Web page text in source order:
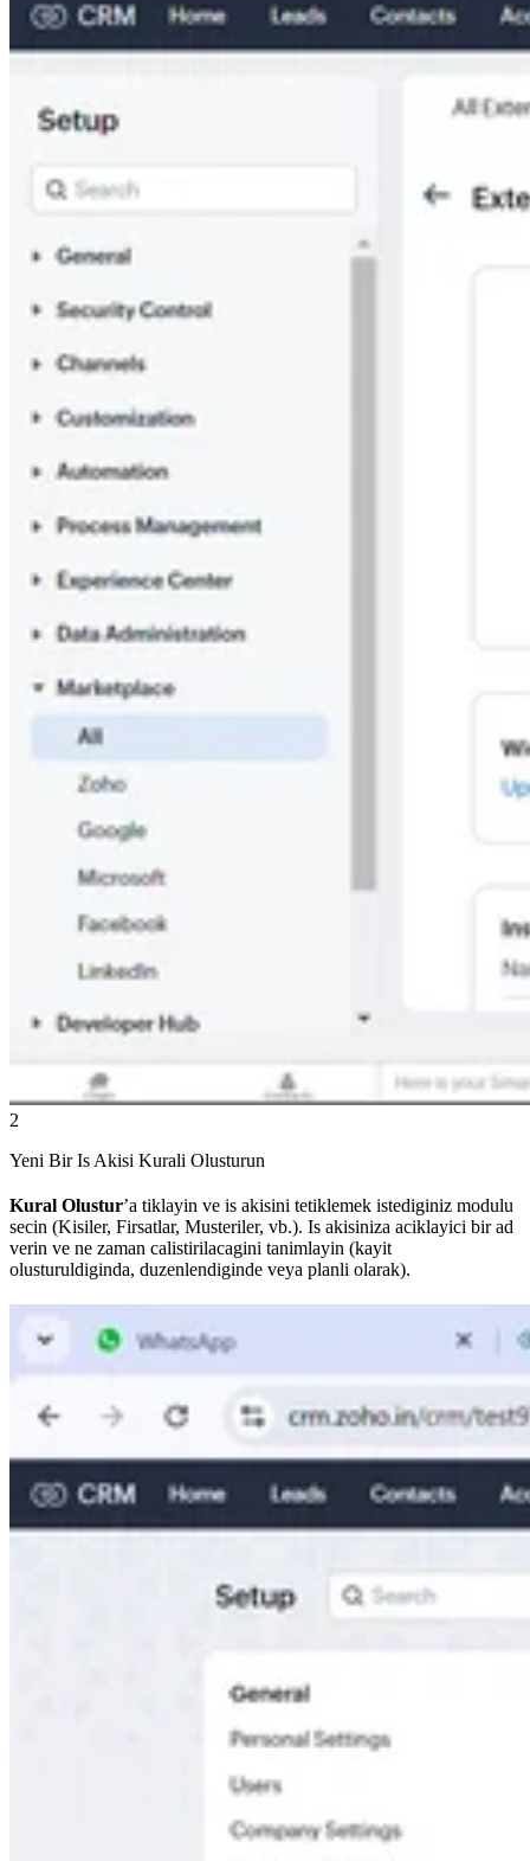
2
Yeni Bir Is Akisi Kurali Olusturun
Kural Olustur’a tiklayin ve is akisini tetiklemek istediginiz modulu
secin (Kisiler, Firsatlar, Musteriler, vb.). Is akisiniza aciklayici bir ad
verin ve ne zaman calistirilacagini tanimlayin (kayit
olusturuldiginda, duzenlendiginde veya planli olarak).